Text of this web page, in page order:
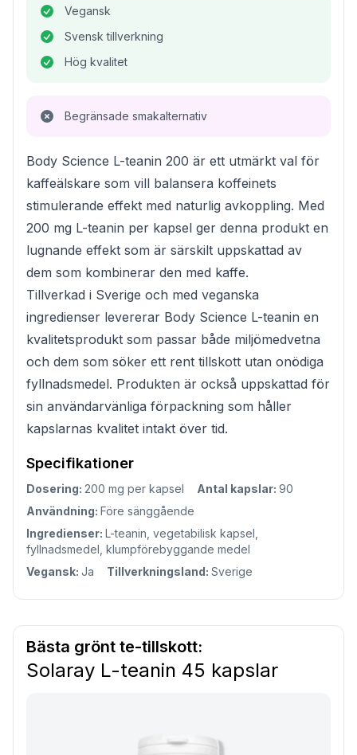
Vegansk
Svensk tillverkning
Hög kvalitet
Begränsade smakalternativ
Body Science L-teanin 200 är ett utmärkt val för
kaffeälskare som vill balansera koffeinets
stimulerande effekt med naturlig avkoppling. Med
200 mg L-teanin per kapsel ger denna produkt en
lugnande effekt som är särskilt uppskattad av
dem som kombinerar den med kaffe.
Tillverkad i Sverige och med veganska
ingredienser levererar Body Science L-teanin en
kvalitetsprodukt som passar både miljömedvetna
och dem som söker ett rent tillskott utan onödiga
fyllnadsmedel. Produkten är också uppskattad för
sin användarvänliga förpackning som håller
kapslarnas kvalitet intakt över tid.
Specifikationer
Dosering: 200 mg per kapsel Antal kapslar: 90
Användning: Före sänggående
Ingredienser: L-teanin, vegetabilisk kapsel,
fyllnadsmedel, klumpförebyggande medel
Vegansk: Ja Tillverkningsland: Sverige
Bästa grönt te-tillskott:
Solaray L-teanin 45 kapslar